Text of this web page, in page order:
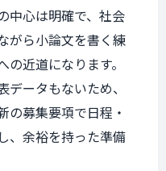
中心は明確で、社会
がら小論文を書く練
近道になります。
ータもないため、
の募集要項で日程・
、余裕を持った準備